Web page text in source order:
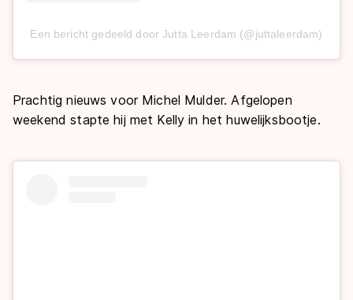
Een bericht gedeeld door Jutta Leerdam (@juttaleerdam)
Prachtig nieuws voor Michel Mulder. Afgelopen
weekend stapte hij met Kelly in het huwelijksbootje.